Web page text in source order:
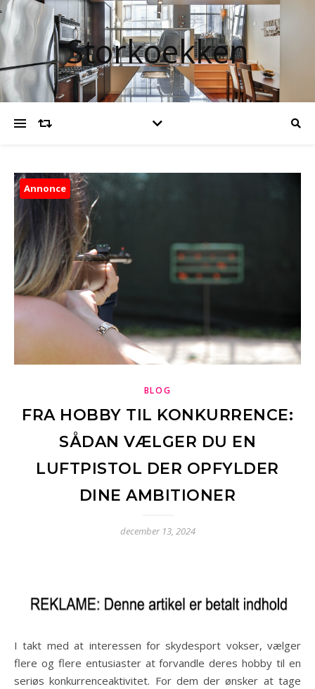
Storkoekken
Annonce
BLOG
FRA HOBBY TIL KONKURRENCE:
SÅDAN VÆLGER DU EN
LUFTPISTOL DER OPFYLDER
DINE AMBITIONER
december 13, 2024
I takt med at interessen for skydesport vokser, vælger
flere og flere entusiaster at forvandle deres hobby til en
seriøs konkurrenceaktivitet. For dem der ønsker at tage